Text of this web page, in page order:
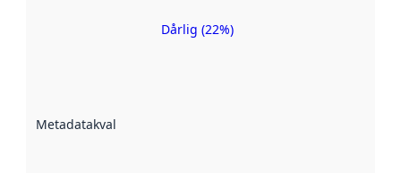
Metadatakvalitet
Metadatakvalitet
Dårlig (22%)